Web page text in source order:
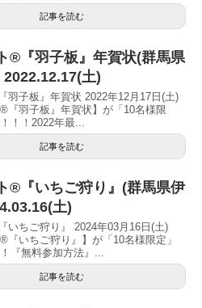
記事を読む
®︎『羽子板』年賀状(群馬県
土)
羽子板』年賀状 2022年12月17日(土)
®︎『羽子板』年賀状】が「10名様限
！！2022年最...
記事を読む
®︎『いちご狩り』(群馬県伊
土)
いちご狩り』 2024年03月16日(土)
®︎『いちご狩り』】が「10名様限定」
『無料参加方法』...
記事を読む